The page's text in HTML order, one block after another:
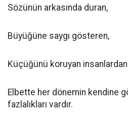
Sözünün arkasında duran,
Büyüğüne saygı gösteren,
Küçüğünü koruyan
Elbette her dönemin kendine
fazlalıkları vardır.